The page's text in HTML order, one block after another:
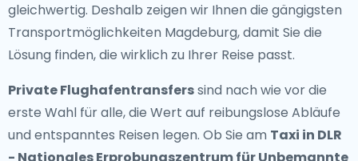
gleichwertig. Deshalb zeigen wir Ihnen die gängigsten
Transportmöglichkeiten Magdeburg, damit Sie die
Lösung finden, die wirklich zu Ihrer Reise passt.
Private Flughafentransferssind nach wie vor die
erste Wahl für alle, die Wert auf reibungslose Abläufe
und entspanntes Reisen legen. Ob Sie am Taxi in DLR